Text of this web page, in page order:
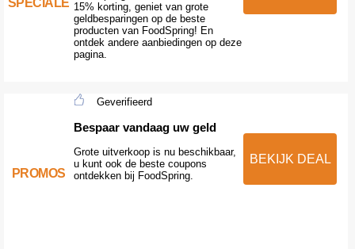
15% korting, geniet van grote
geldbesparingen op de beste
producten van FoodSpring! En
ontdek andere aanbiedingen op deze
pagina.
PROMOS
Geverifieerd
Bespaar vandaag uw geld
Grote uitverkoop is nu beschikbaar,
u kunt ook de beste coupons
ontdekken bij FoodSpring.
BEKIJK DEAL